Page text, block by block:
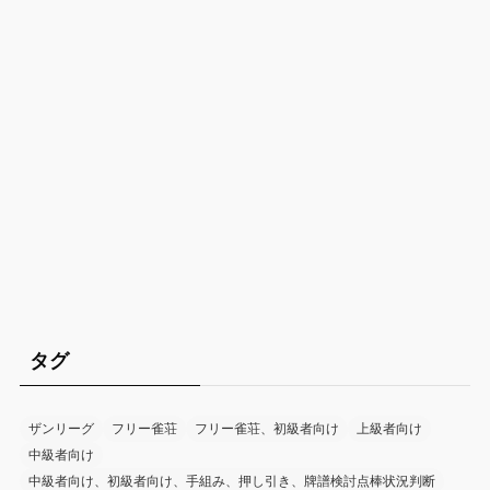
タグ
ザンリーグ フリー雀荘 フリー雀荘、初級者向け
上級者向け
中級者向け
中級者向け、初級者向け、手組み、押し引き、牌譜検討点棒状況判断